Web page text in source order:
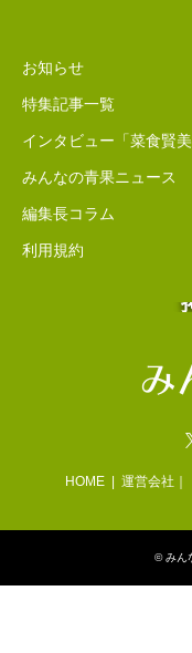
お知らせ
特集記事一覧
インタビュー「菜食賢美
みんなの青果ニュース
編集長コラム
利用規約
HOME 運営会社｜
©みん